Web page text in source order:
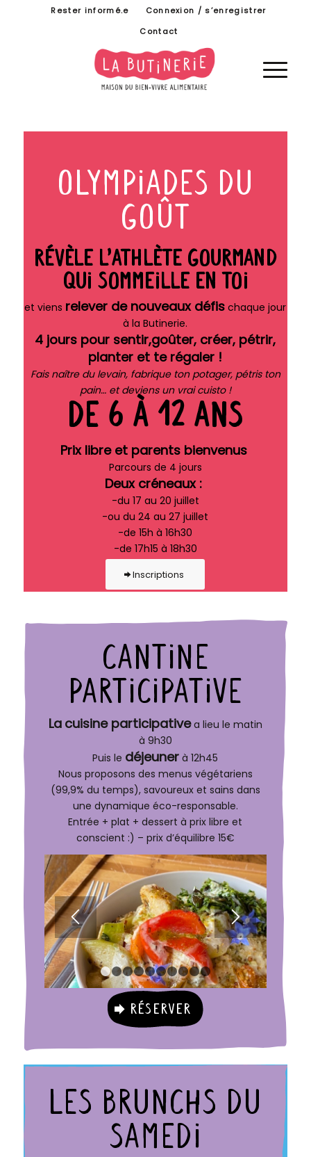
Rester informé.e
Connexion / s’enregistrer
Contact
OLYMPIADES DU
GOÛT
Révèle l’athlète gourmand
qui sommeille en toi
et viens relever de nouveaux défis chaque jour
à la Butinerie.
4 jours pour sentir,goûter, créer, pétrir,
planter et te régaler !
Fais naître du levain, fabrique ton potager, pétris ton
pain… et deviens un vrai cuisto !
DE 6 À 12 ANS
Prix libre et parents bienvenus
Parcours de 4 jours
Deux créneaux :
-du 17 au 20 juillet
-ou du 24 au 27 juillet
-de 15h à 16h30
-de 17h15 à 18h30
Inscriptions
CANTINE
PARTICIPATIVE
La cuisine participativea lieu le matin
à 9h30
Puis le déjeuner à 12h45
Nous proposons des menus végétariens
(99,9% du temps), savoureux et sains dans
une dynamique éco-responsable.
Entrée + plat + dessert à prix libre et
conscient :) – prix d’équilibre 15€
1 2 3 4 5 6 7 8 9
Réserver
LES BRUNCHS DU
SAMEDI